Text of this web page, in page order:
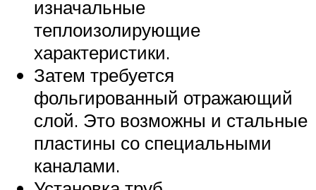
изначальные
теплоизолирующие
характеристики.
Затем требуется
фольгированный отражающий
слой. Это возможны и стальные
пластины со специальными
каналами.